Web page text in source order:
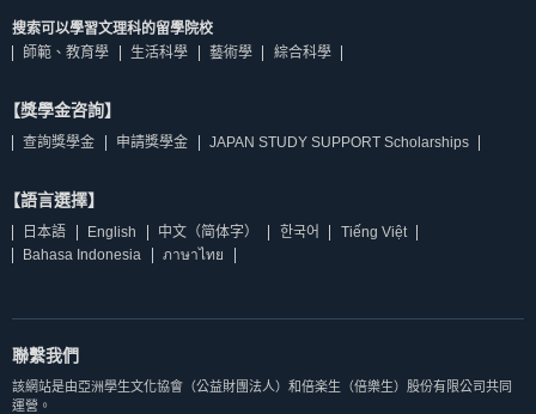
搜索可以學習文理科的留學院校
師範、教育學
生活科學 藝術學 綜合科學
【獎學金咨詢】
查詢獎學金 申請獎學金 JAPAN STUDY SUPPORT Scholarships
【語言選擇】
日本語 English 中文（简体字） 한국어
Tiếng Việt
Bahasa Indonesia
ภาษาไทย
聯繫我們
該網站是由亞洲學生文化協會（公益財團法人）和倍楽生（倍樂生）股份有限公司共同
運營。